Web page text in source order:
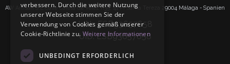
AW Artisan S.L.Calle Caleta de Velez n39, 41 PI Santa Tereza 29004 Málaga - Spanien
IdNr: ESB93657658
UID: ESB93657658
verbessern. Durch die weitere Nutzung
unserer Webseite stimmen Sie der
Verwendung von Cookies gemäß unserer
Cookie-Richtlinie zu. Weitere Informationen
UNBEDINGT ERFORDERLICH